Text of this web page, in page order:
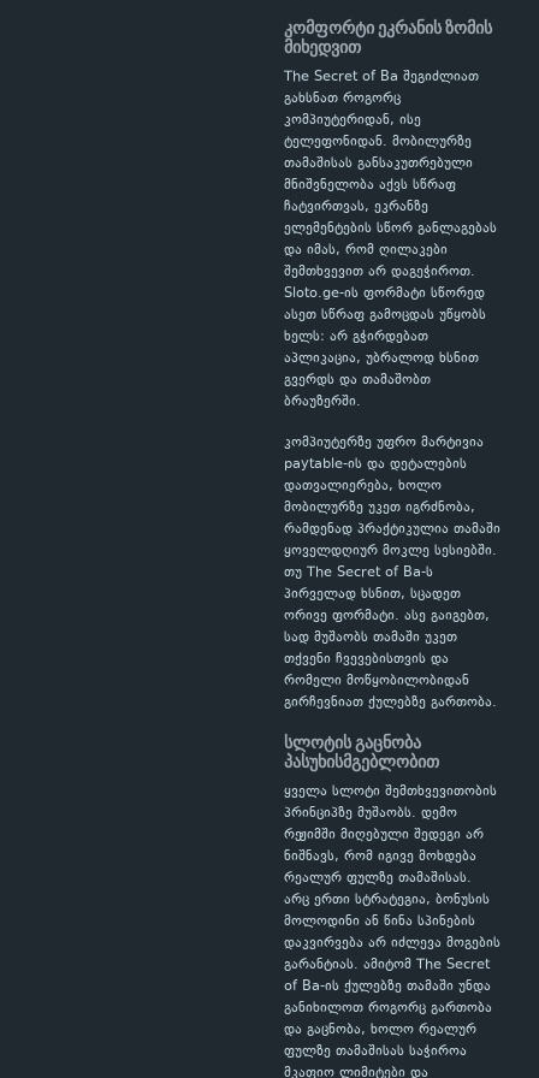
კომფორტი ეკრანის ზომის
მიხედვით
The Secret of Ba შეგიძლიათ
გახსნათ როგორც
კომპიუტერიდან, ისე
ტელეფონიდან. მობილურზე
თამაშისას განსაკუთრებული
მნიშვნელობა აქვს სწრაფ
ჩატვირთვას, ეკრანზე
ელემენტების სწორ განლაგებას
და იმას, რომ ღილაკები
შემთხვევით არ დაგეჭიროთ.
Sloto.ge-ის ფორმატი სწორედ
ასეთ სწრაფ გამოცდას უწყობს
ხელს: არ გჭირდებათ
აპლიკაცია, უბრალოდ ხსნით
გვერდს და თამაშობთ
ბრაუზერში.
კომპიუტერზე უფრო მარტივია
paytable-ის და დეტალების
დათვალიერება, ხოლო
მობილურზე უკეთ იგრძნობა,
რამდენად პრაქტიკულია თამაში
ყოველდღიურ მოკლე სესიებში.
თუ The Secret of Ba-ს
პირველად ხსნით, სცადეთ
ორივე ფორმატი. ასე გაიგებთ,
სად მუშაობს თამაში უკეთ
თქვენი ჩვევებისთვის და
რომელი მოწყობილობიდან
გირჩევნიათ ქულებზე გართობა.
სლოტის გაცნობა
პასუხისმგებლობით
ყველა სლოტი შემთხვევითობის
პრინციპზე მუშაობს. დემო
რეჟიმში მიღებული შედეგი არ
ნიშნავს, რომ იგივე მოხდება
რეალურ ფულზე თამაშისას.
არც ერთი სტრატეგია, ბონუსის
მოლოდინი ან წინა სპინების
დაკვირვება არ იძლევა მოგების
გარანტიას. ამიტომ The Secret
of Ba-ის ქულებზე თამაში უნდა
განიხილოთ როგორც გართობა
და გაცნობა, ხოლო რეალურ
ფულზე თამაშისას საჭიროა
მკაფიო ლიმიტები და